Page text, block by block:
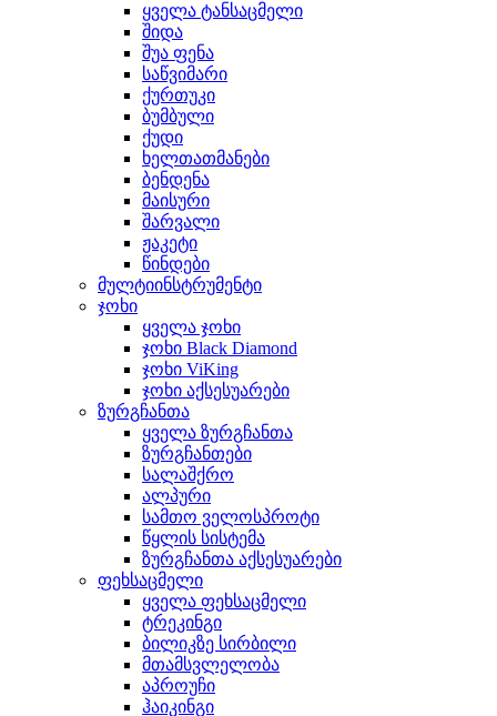
ყველა ტანსაცმელი
შიდა
შუა ფენა
საწვიმარი
ქურთუკი
ბუმბული
ქუდი
ხელთათმანები
ბენდენა
მაისური
შარვალი
ჟაკეტი
წინდები
მულტიინსტრუმენტი
ჯოხი
ყველა ჯოხი
ჯოხი Black Diamond
ჯოხი ViKing
ჯოხი აქსესუარები
ზურგჩანთა
ყველა ზურგჩანთა
ზურგჩანთები
სალაშქრო
ალპური
სამთო ველოსპროტი
წყლის სისტემა
ზურგჩანთა აქსესუარები
ფეხსაცმელი
ყველა ფეხსაცმელი
ტრეკინგი
ბილიკზე სირბილი
მთამსვლელობა
აპროუჩი
ჰაიკინგი